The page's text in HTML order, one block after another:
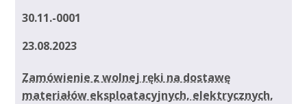
30.11.-0001
23.08.2023
Zamówienie z wolnej ręki na dostawę
materiałów eksploatacyjnych, elektrycznych,